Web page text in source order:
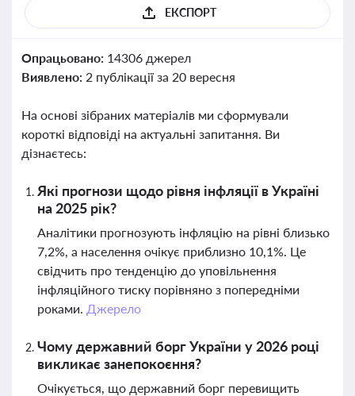
ЕКСПОРТ
Опрацьовано: 14306 джерел
Виявлено: 2 публікації за 20 вересня
На основі зібраних матеріалів ми сформували
короткі відповіді на актуальні запитання. Ви
дізнаєтесь:
Які прогнози щодо рівня інфляції в Україні
на 2025 рік?
Аналітики прогнозують інфляцію на рівні близько
7,2%, а населення очікує приблизно 10,1%. Це
свідчить про тенденцію до уповільнення
інфляційного тиску порівняно з попередніми
роками. Джерело
Чому державний борг України у 2026 році
викликає занепокоєння?
Очікується, що державний борг перевищить